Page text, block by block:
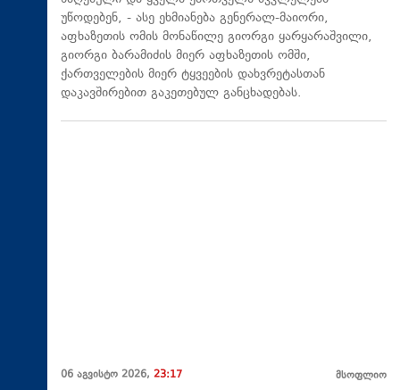
უწოდებენ, - ასე ეხმიანება გენერალ-მაიორი,
აფხაზეთის ომის მონაწილე გიორგი ყარყარაშვილი,
გიორგი ბარამიძის მიერ აფხაზეთის ომში,
ქართველების მიერ ტყვეების დახვრეტასთან
დაკავშირებით გაკეთებულ განცხადებას.
06 აგვისტო 2026, 23:17 მსოფლიო